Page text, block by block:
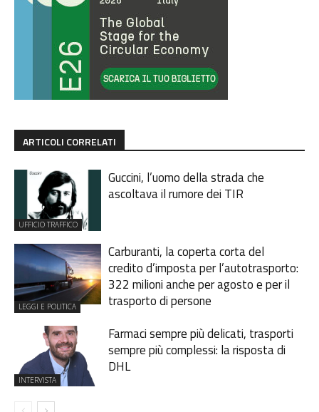
ARTICOLI CORRELATI
UFFICIO TRAFFICO
Guccini, l’uomo della strada che
ascoltava il rumore dei TIR
LEGGI E POLITICA
Carburanti, la coperta corta del
credito d’imposta per l’autotrasporto:
322 milioni anche per agosto e per il
trasporto di persone
INTERVISTA
Farmaci sempre più delicati, trasporti
sempre più complessi: la risposta di
DHL